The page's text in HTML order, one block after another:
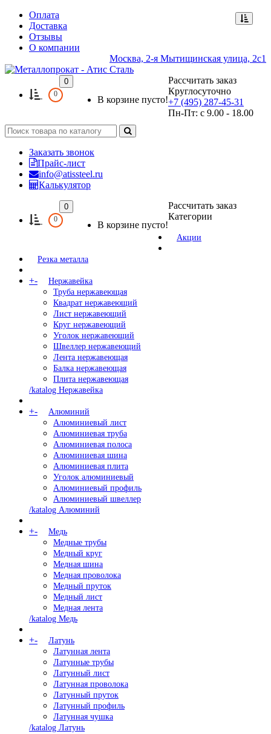
Оплата
Доставка
Отзывы
О компании
Москва, 2-я Мытищинская улица, 2с1
0
0
В корзине пусто!
Рассчитать заказ
Круглосуточно
+7 (495) 287-45-31
Пн-Пт: с 9.00 - 18.00
Заказать звонок
Прайс-лист
info@atissteel.ru
Калькулятор
0
0
В корзине пусто!
Рассчитать заказ
Категории
Акции
Резка металла
+-
Нержавейка
Труба нержавеющая
Квадрат нержавеющий
Лист нержавеющий
Круг нержавеющий
Уголок нержавеющий
Швеллер нержавеющий
Лента нержавеющая
Балка нержавеющая
Плита нержавеющая
/katalog Нержавейка
+-
Алюминий
Алюминиевый лист
Алюминиевая труба
Алюминиевая полоса
Алюминиевая шина
Алюминиевая плита
Уголок алюминиевый
Алюминиевый профиль
Алюминиевый швеллер
/katalog Алюминий
+-
Медь
Медные трубы
Медный круг
Медная шина
Медная проволока
Медный пруток
Медный лист
Медная лента
/katalog Медь
+-
Латунь
Латунная лента
Латунные трубы
Латунный лист
Латунная проволока
Латунный пруток
Латунный профиль
Латунная чушка
/katalog Латунь